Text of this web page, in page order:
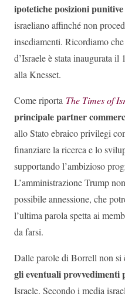
ipotetiche posizioni punitive
israeliano affinché non
insediamenti. Ricordiamo
d’Israele è stata inaugurata il
alla Knesset.
Come riporta The Times of
principale partner
allo Stato ebraico privilegi
finanziare la ricerca e lo
supportando l’ambizioso
L’amministrazione Trump
possibile annessione, che
l’ultima parola spetta ai
da farsi.
Dalle parole di Borrell non si
gli eventuali provvedimenti
Israele. Secondo i media